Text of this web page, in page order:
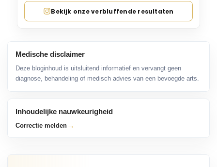
Bekijk onze verbluffende resultaten
Medische disclaimer
Deze bloginhoud is uitsluitend informatief en vervangt geen
diagnose, behandeling of medisch advies van een bevoegde arts.
Inhoudelijke nauwkeurigheid
Correctie melden →